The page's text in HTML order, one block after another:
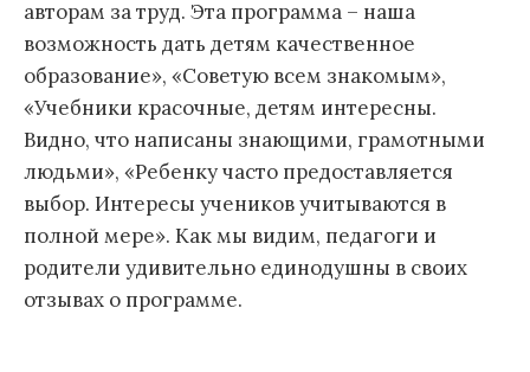
авторам за труд. Эта программа – наша
возможность дать детям качественное
образование», «Советую всем знакомым»,
«Учебники красочные, детям интересны.
Видно, что написаны знающими, грамотными
людьми», «Ребенку часто предоставляется
выбор. Интересы учеников учитываются в
полной мере». Как мы видим, педагоги и
родители удивительно единодушны в своих
отзывах о программе.